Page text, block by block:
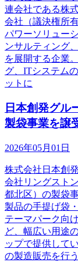
連会社である株
会社（議決権所
パワーソリュー
ンサルティング
を展開する企業
グ、ITシステム
ットに
日本創発グル
製袋事業を譲
2026年05月01日
株式会社日本創
会社リングスト
都北区）の製袋
製品の手提げ袋
テーマパーク向
ど、幅広い用途
ップで提供して
の製造販売を行